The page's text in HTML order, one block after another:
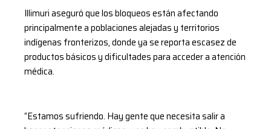
Illimuri aseguró que los bloqueos están afectando
principalmente a poblaciones alejadas y territorios
indígenas fronterizos, donde ya se reporta escasez de
productos básicos y dificultades para acceder a atención
médica.
“Estamos sufriendo. Hay gente que necesita salir a